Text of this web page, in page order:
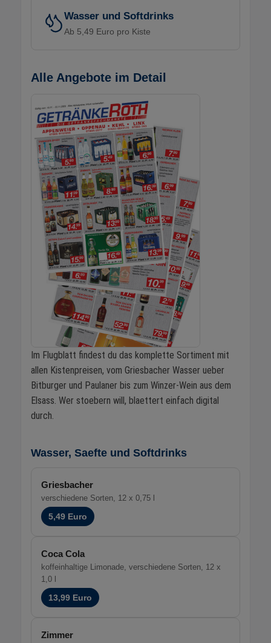
Wasser und Softdrinks
Ab 5,49 Euro pro Kiste
Alle Angebote im Detail
Im Flugblatt findest du das komplette Sortiment mit
allen Kistenpreisen, vom Griesbacher Wasser ueber
Bitburger und Paulaner bis zum Winzer-Wein aus dem
Elsass. Wer stoebern will, blaettert einfach digital
durch.
Wasser, Saefte und Softdrinks
Griesbacher
verschiedene Sorten, 12 x 0,75 l
5,49 Euro
Coca Cola
koffeinhaltige Limonade, verschiedene Sorten, 12 x
1,0 l
13,99 Euro
Zimmer